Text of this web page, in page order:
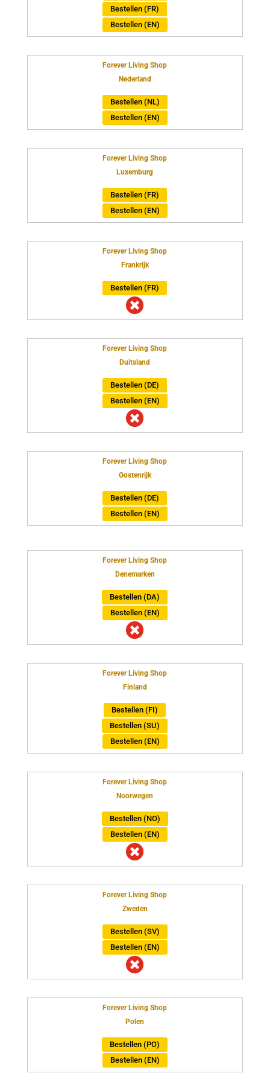
Bestellen (FR)
Bestellen (EN)
Forever Living Shop
Nederland
Bestellen (NL)
Bestellen (EN)
Forever Living Shop
Luxemburg
Bestellen (FR)
Bestellen (EN)
Forever Living Shop
Frankrijk
Bestellen (FR)

Forever Living Shop
Duitsland
Bestellen (DE)
Bestellen (EN)

Forever Living Shop
Oostenrijk
Bestellen (DE)
Bestellen (EN)
Forever Living Shop
Denemarken
Bestellen (DA)
Bestellen (EN)

Forever Living Shop
Finland
Bestellen (FI)
Bestellen (SU)
Bestellen (EN)
Forever Living Shop
Noorwegen
Bestellen (NO)
Bestellen (EN)

Forever Living Shop
Zweden
Bestellen (SV)
Bestellen (EN)

Forever Living Shop
Polen
Bestellen (PO)
Bestellen (EN)